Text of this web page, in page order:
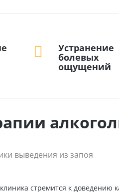
Устранение
болевых
ощущений
выведения из запоя
стремится к